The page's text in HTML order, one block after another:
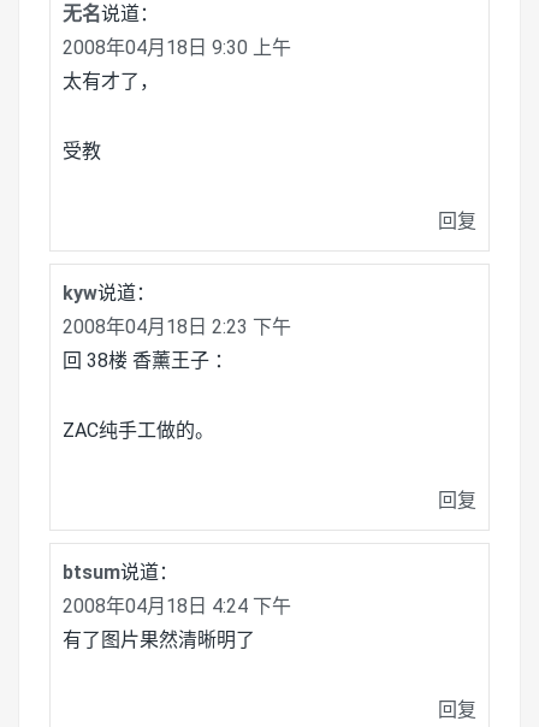
无名说道：
2008年04月18日 9:30 上午
太有才了，
受教
回复
kyw说道：
2008年04月18日 2:23 下午
回 38楼 香薰王子 ：
ZAC纯手工做的。
回复
btsum说道：
2008年04月18日 4:24 下午
有了图片果然清晰明了
回复